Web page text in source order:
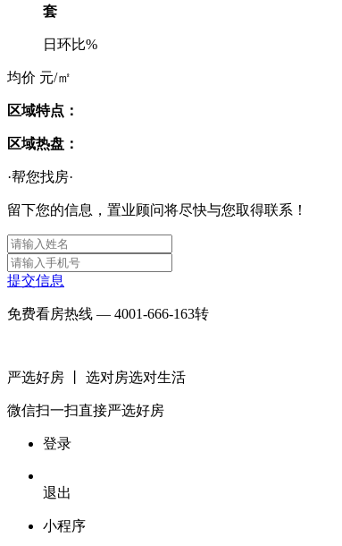
套
日环比%
均价 元/㎡
区域特点：
区域热盘：
·帮您找房·
留下您的信息，置业顾问将尽快与您取得联系！
提交信息
免费看房热线 — 4001-666-163转
严选好房 丨 选对房选对生活
微信扫一扫直接严选好房
登录
退出
小程序